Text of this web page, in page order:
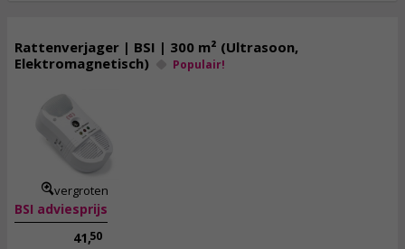
Rattenverjager | BSI | 300 m² (Ultrasoon,
Elektromagnetisch)
Populair!
vergroten
BSI adviesprijs
41,50